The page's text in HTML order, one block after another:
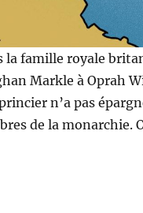
la famille royale
Markle à Oprah
n’a pas
de la monarchie.